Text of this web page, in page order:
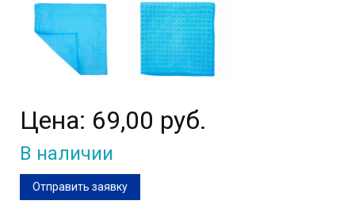
Цена: 69,00 руб.
В наличии
Отправить заявку